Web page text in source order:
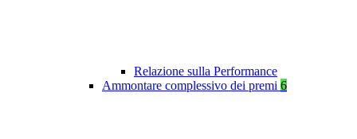
Relazione sulla Performance
Ammontare complessivo dei premi 6